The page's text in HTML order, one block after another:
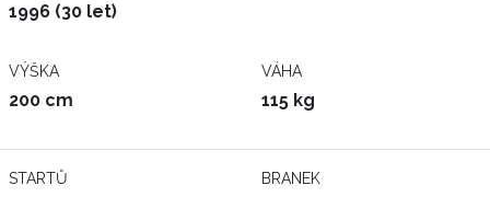
1996 (30 let)
VÝŠKA
200 cm
VÁHA
115 kg
STARTŮ BRANEK